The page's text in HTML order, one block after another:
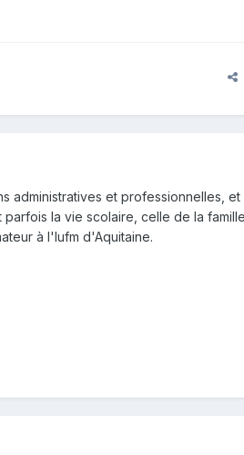
administratives et professionnelles,
la vie scolaire, celle de la
à l'Iufm d'Aquitaine.